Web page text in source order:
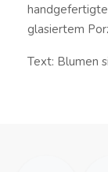
glasiertem
Text: Blumen